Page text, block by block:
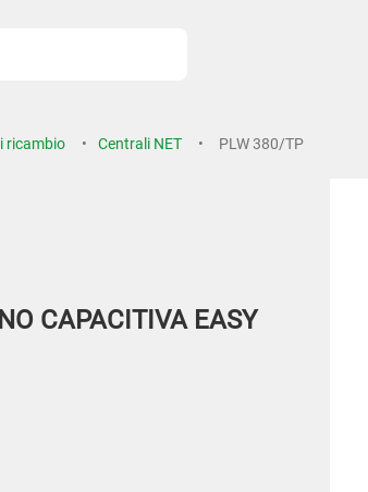
ricambio Centrali NET PLW 380/TP
CAPACITIVA EASY